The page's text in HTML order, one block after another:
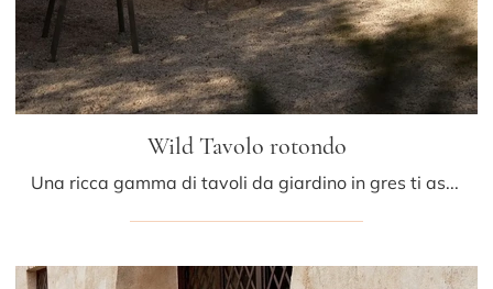
Wild Tavolo rotondo
Una ricca gamma di tavoli da giardino in gres ti aspetta nel nostro punto vendita: clicca e scopri il modello Wild Tavolo rotondo di Fast.